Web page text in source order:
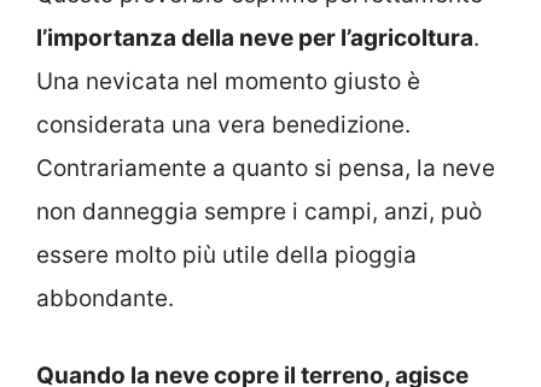
l’importanza della neve per l’agricoltura.
Una nevicata nel momento giusto è
considerata una vera benedizione.
Contrariamente a quanto si pensa, la neve
non danneggia sempre i campi, anzi, può
essere molto più utile della pioggia
abbondante.
Quando la neve copre il terreno, agisce